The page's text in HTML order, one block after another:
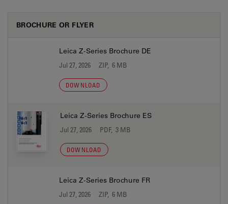
BROCHURE OR FLYER
Leica Z-Series Brochure DE
Jul 27, 2026 ZIP, 6 MB
DOWNLOAD
Leica Z-Series Brochure ES
Jul 27, 2026 PDF, 3 MB
DOWNLOAD
Leica Z-Series Brochure FR
Jul 27, 2026 ZIP, 6 MB